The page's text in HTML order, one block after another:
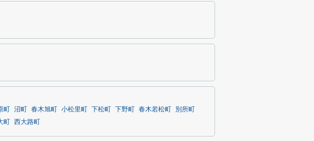
町 沼町 春木旭町 小松里町 下松町 下野町 春木若松町
別所町
町 西大路町